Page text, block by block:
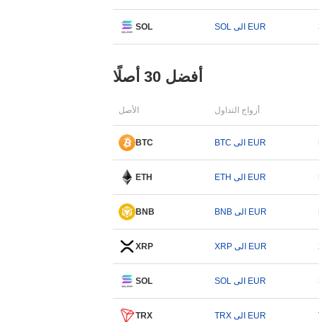
SOL SOL الى EUR
أفضل 30 أصلًا
الأصل أزواج التداول
BTC BTC الى EUR
ETH ETH الى EUR
BNB BNB الى EUR
XRP XRP الى EUR
SOL SOL الى EUR
TRX TRX الى EUR